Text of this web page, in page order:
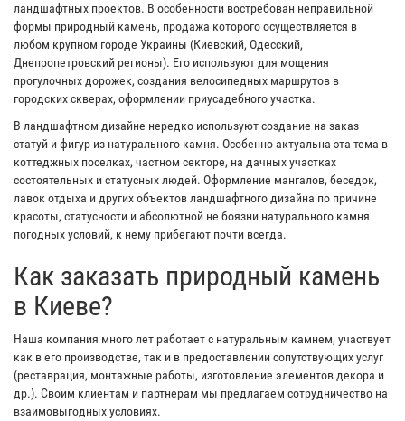
ландшафтных проектов. В особенности востребован неправильной
формы природный камень, продажа которого осуществляется в
любом крупном городе Украины (Киевский, Одесский,
Днепропетровский регионы). Его используют для мощения
прогулочных дорожек, создания велосипедных маршрутов в
городских скверах, оформлении приусадебного участка.
В ландшафтном дизайне нередко используют создание на заказ
статуй и фигур из натурального камня. Особенно актуальна эта тема в
коттеджных поселках, частном секторе, на дачных участках
состоятельных и статусных людей. Оформление мангалов, беседок,
лавок отдыха и других объектов ландшафтного дизайна по причине
красоты, статусности и абсолютной не боязни натурального камня
погодных условий, к нему прибегают почти всегда.
Как заказать природный камень
в Киеве?
Наша компания много лет работает с натуральным камнем, участвует
как в его производстве, так и в предоставлении сопутствующих услуг
(реставрация, монтажные работы, изготовление элементов декора и
др.). Своим клиентам и партнерам мы предлагаем сотрудничество на
взаимовыгодных условиях.